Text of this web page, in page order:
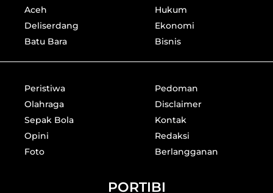
Aceh
Deliserdang
Batu Bara
Hukum
Ekonomi
Bisnis
Peristiwa
Olahraga
Sepak Bola
Opini
Foto
Pedoman
Disclaimer
Kontak
Redaksi
Berlangganan
PORTIBI